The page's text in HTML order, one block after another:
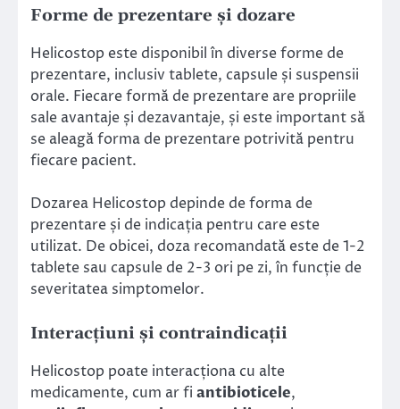
Forme de prezentare și dozare
Helicostop este disponibil în diverse forme de
prezentare, inclusiv tablete, capsule și suspensii
orale. Fiecare formă de prezentare are propriile
sale avantaje și dezavantaje, și este important să
se aleagă forma de prezentare potrivită pentru
fiecare pacient.
Dozarea Helicostop depinde de forma de
prezentare și de indicația pentru care este
utilizat. De obicei, doza recomandată este de 1-2
tablete sau capsule de 2-3 ori pe zi, în funcție de
severitatea simptomelor.
Interacțiuni și contraindicații
Helicostop poate interacționa cu alte
medicamente, cum ar fi antibioticele,